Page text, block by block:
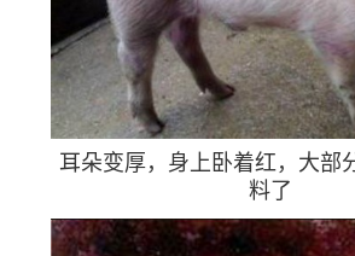
耳朵变厚，身上卧着红，大部
料了